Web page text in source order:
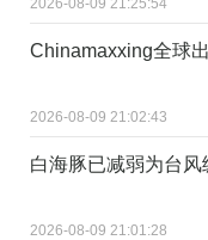
Chinamaxxing全球
2026-08-09 21:02:43
白海豚已减弱为台
2026-08-09 21:01:28